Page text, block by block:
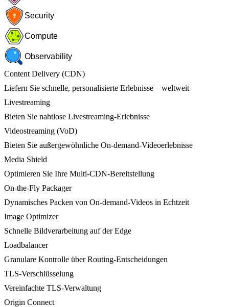
Security
Compute
Observability
Content Delivery (CDN)
Liefern Sie schnelle, personalisierte Erlebnisse – weltweit
Livestreaming
Bieten Sie nahtlose Livestreaming-Erlebnisse
Videostreaming (VoD)
Bieten Sie außergewöhnliche On-demand-Videoerlebnisse
Media Shield
Optimieren Sie Ihre Multi-CDN-Bereitstellung
On-the-Fly Packager
Dynamisches Packen von On-demand-Videos in Echtzeit
Image Optimizer
Schnelle Bildverarbeitung auf der Edge
Loadbalancer
Granulare Kontrolle über Routing-Entscheidungen
TLS-Verschlüsselung
Vereinfachte TLS-Verwaltung
Origin Connect